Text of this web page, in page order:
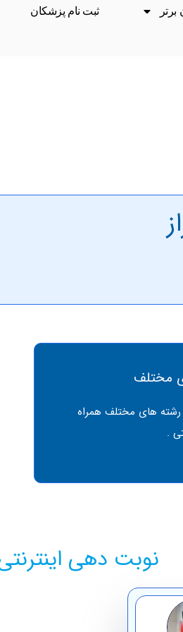
ثبت نام پزشکان
مختلف
رشته های مختلف همراه
.
نوبت دهی